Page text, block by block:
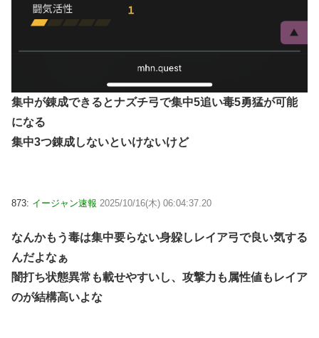
集中が錬成できるとナズチ弓で集中5追い毒5勇猛が可能
になる
集中3つ錬成しないといけないけど
873: イージャン速報 2025/10/16(木) 06:04:37.20
なんかもう毒は集中要らない身躱しレイア弓で良い気する
んだよなぁ
闇打ち状態異常も載せやすいし、攻撃力も属性値もレイア
のが結構高いよな